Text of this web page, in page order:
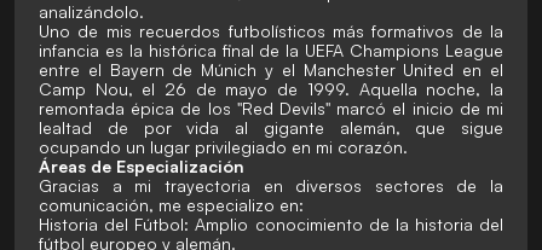
analizándolo.
Uno de mis recuerdos futbolísticos más formativos de la
infancia es la histórica final de la UEFA Champions League
entre el Bayern de Múnich y el Manchester United en el
Camp Nou, el 26 de mayo de 1999. Aquella noche, la
remontada épica de los "Red Devils" marcó el inicio de mi
lealtad de por vida al gigante alemán, que sigue
ocupando un lugar privilegiado en mi corazón.
Áreas de Especialización
Gracias a mi trayectoria en diversos sectores de la
comunicación, me especializo en:
Historia del Fútbol: Amplio conocimiento de la historia del
fútbol europeo y alemán.